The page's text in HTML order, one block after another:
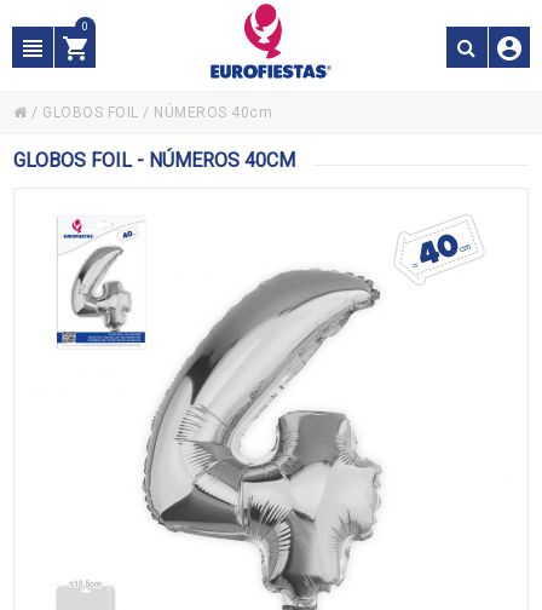
0
/ GLOBOS FOIL / NÚMEROS 40cm
GLOBOS FOIL - NÚMEROS 40CM